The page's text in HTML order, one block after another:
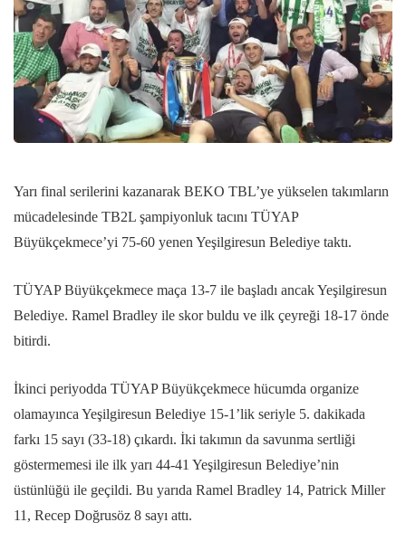
Yarı final serilerini kazanarak BEKO TBL’ye yükselen takımların
mücadelesinde TB2L şampiyonluk tacını TÜYAP
Büyükçekmece’yi 75-60 yenen Yeşilgiresun Belediye taktı.
TÜYAP Büyükçekmece maça 13-7 ile başladı ancak Yeşilgiresun
Belediye. Ramel Bradley ile skor buldu ve ilk çeyreği 18-17 önde
bitirdi.
İkinci periyodda TÜYAP Büyükçekmece hücumda organize
olamayınca Yeşilgiresun Belediye 15-1’lik seriyle 5. dakikada
farkı 15 sayı (33-18) çıkardı. İki takımın da savunma sertliği
göstermemesi ile ilk yarı 44-41 Yeşilgiresun Belediye’nin
üstünlüğü ile geçildi. Bu yarıda Ramel Bradley 14, Patrick Miller
11, Recep Doğrusöz 8 sayı attı.